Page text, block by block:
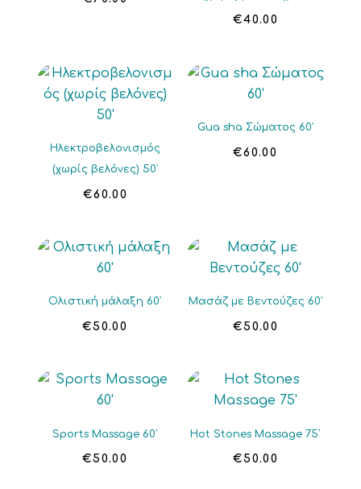
€40.00
Ηλεκτροβελονισμός
(χωρίς βελόνες) 50′
€60.00
Gua sha Σώματος 60′
€60.00
Ολιστική μάλαξη 60′
€50.00
Μασάζ με Βεντούζες 60′
€50.00
Sports Massage 60′
€50.00
Hot Stones Massage 75′
€50.00